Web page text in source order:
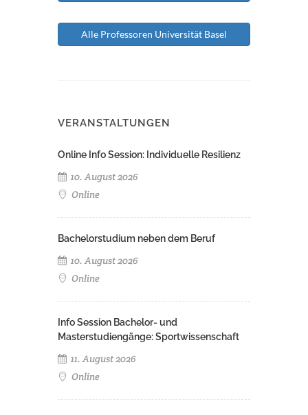
Alle Professoren Universität Basel
VERANSTALTUNGEN
Online Info Session: Individuelle Resilienz
10. August 2026
Online
Bachelorstudium neben dem Beruf
10. August 2026
Online
Info Session Bachelor- und
Masterstudiengänge: Sportwissenschaft
11. August 2026
Online